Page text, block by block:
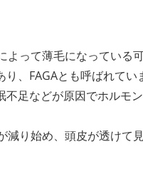
って薄毛になっている可
、FAGAとも呼ばれて
足などが原因でホルモ
り始め、頭皮が透けて